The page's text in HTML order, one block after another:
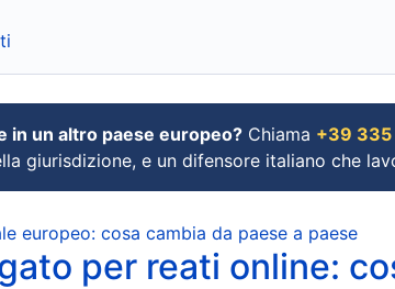
in un altro paese europeo? Chiama +39
giurisdizione, e un difensore italiano che
europeo: cosa cambia da paese a paese
per reati online: